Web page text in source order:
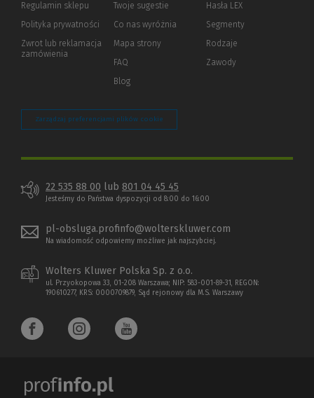
Regulamin sklepu
Polityka prywatności (Nowe
(Link
innej
Zwrot lub reklamacja
zamówienia
innej
strony)
Twoje sugestie
Co nas wyróżnia
Mapa strony
FAQ
Blog
Hasła LEX
Segmenty
Rodzaje
Zawody
Zarządzaj preferencjami plików cookie
22 535 88 00 lub 801 04 45 45
Jesteśmy do Państwa dyspozycji od 8:00 do 16:00
pl-obsluga.profinfo@wolterskluwer.com
Na wiadomość odpowiemy możliwe jak najszybciej.
Wolters Kluwer Polska Sp. z o.o.
ul. Przyokopowa 33, 01-208 Warszawa; NIP: 583-001-89-31, REGON:
190610277, KRS: 0000709879, Sąd rejonowy dla M.S. Warszawy